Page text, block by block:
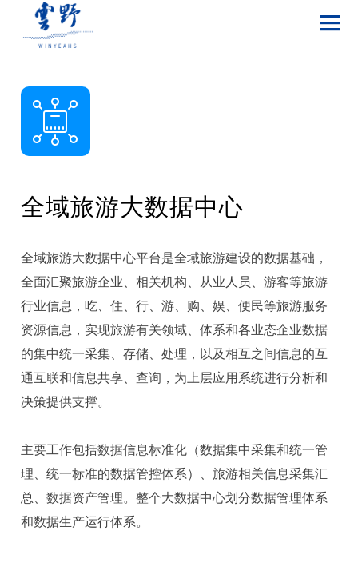
全域旅游大数据中心
全域旅游大数据中心平台是全域旅游建设的数据基础，
全面汇聚旅游企业、相关机构、从业人员、游客等旅游
行业信息，吃、住、行、游、购、娱、便民等旅游服务
资源信息，实现旅游有关领域、体系和各业态企业数据
的集中统一采集、存储、处理，以及相互之间信息的互
通互联和信息共享、查询，为上层应用系统进行分析和
决策提供支撑。
主要工作包括数据信息标准化（数据集中采集和统一管
理、统一标准的数据管控体系）、旅游相关信息采集汇
总、数据资产管理。整个大数据中心划分数据管理体系
和数据生产运行体系。